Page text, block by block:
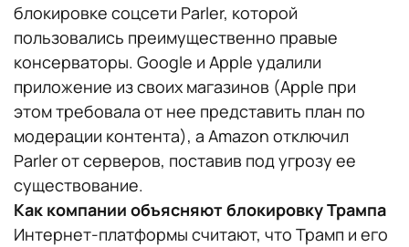
блокировке соцсети Parler, которой
пользовались преимущественно правые
консерваторы. Google и Apple удалили
приложение из своих магазинов (Apple при
этом требовала от нее представить план по
модерации контента), а Amazon отключил
Parler от серверов, поставив под угрозу ее
существование.
Как компании объясняют блокировку Трампа
Интернет-платформы считают, что Трамп и его